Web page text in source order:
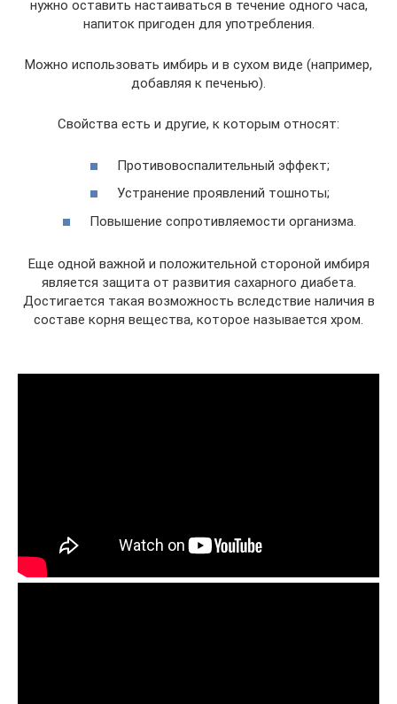
нужно оставить настаиваться в течение одного часа,
напиток пригоден для употребления.
Можно использовать имбирь и в сухом виде (например,
добавляя к печенью).
Свойства есть и другие, к которым относят:
Противовоспалительный эффект;
Устранение проявлений тошноты;
Повышение сопротивляемости организма.
Еще одной важной и положительной стороной имбиря
является защита от развития сахарного диабета.
Достигается такая возможность вследствие наличия в
составе корня вещества, которое называется хром.